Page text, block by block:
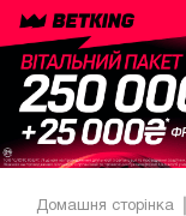
Домашня сторінка